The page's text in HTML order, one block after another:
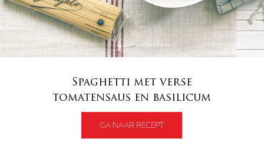
Spaghetti met verse
tomatensaus en basilicum
GA NAAR RECEPT